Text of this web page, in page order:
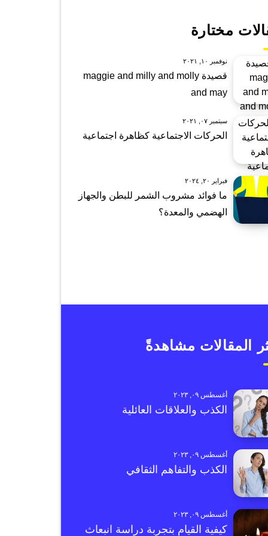
مختارة
نوفمبر ١٠, ٢٠٢١
قصيدة maggie and milly and molly
and may
سبتمبر ٠٧, ٢٠٢١
الحركات الاجتماعية كظاهرة اجتماعية
فبراير ٢٠, ٢٠٢٤
ما فوائد مشروب الشمر للبطن والجهاز
الهضمي والمعدة؟
المقالات مشاهدةً
أغسطس ٠٩, ٢٠٢٣
الكذب والعلاقات العائلية
أغسطس ٠٩, ٢٠٢٣
الكذب والتفاهم الثقافي
أغسطس ٠٩, ٢٠٢٣
كيفية القيام بتجربة دراسة انبعاث